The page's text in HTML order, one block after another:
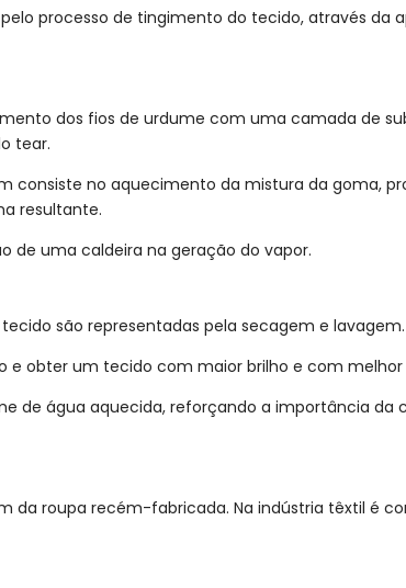
processo de tingimento do tecido, através da
dos fios de urdume com uma camada de
tear.
consiste no aquecimento da mistura da goma,
resultante.
de uma caldeira na geração do vapor.
são representadas pela secagem e lavagem.
e obter um tecido com maior brilho e com
de água aquecida, reforçando a importância da
da roupa recém-fabricada. Na indústria têxtil é